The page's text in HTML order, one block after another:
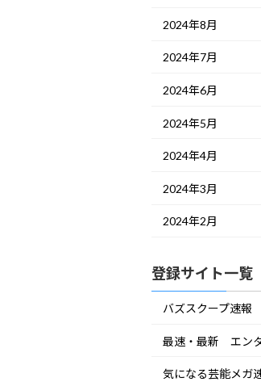
2024年8月
2024年7月
2024年6月
2024年5月
2024年4月
2024年3月
2024年2月
登録サイト一覧
バズスクープ速報
最速・最新 エン
気になる芸能メガ